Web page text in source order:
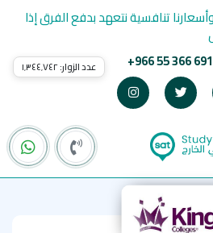
+966 55 366
تنافسية نتعهد بدفع الفرق إذا
عدد الزوار:١٬٣٤٤٬٧٤٢